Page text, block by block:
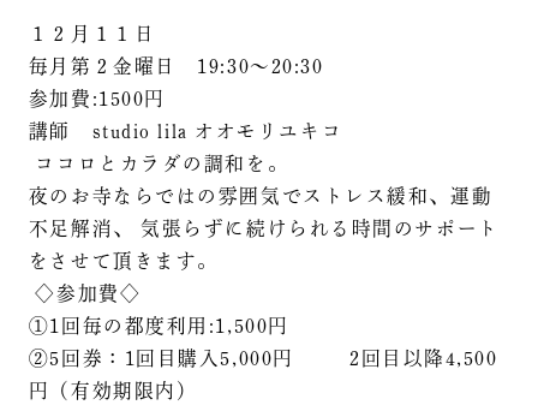
１２月１１日
毎月第２金曜日 19:30〜20:30
参加費:1500円
講師 studio lila オオモリユキコ
ココロとカラダの調和を。
夜のお寺ならではの雰囲気でストレス緩和、運動
不足解消、 気張らずに続けられる時間のサポート
をさせて頂きます。
◇参加費◇
①1回毎の都度利用:1,500円
②5回券：1回目購入5,000円 2回目以降4,500
円（有効期限内）